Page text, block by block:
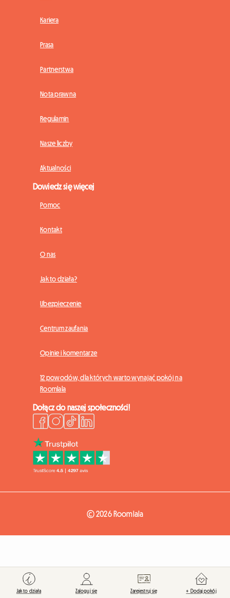
Kariera
Prasa
Partnerstwa
Nota prawna
Regulamin
Nasze liczby
Aktualności
Dowiedz się więcej
Pomoc
Kontakt
O nas
Jak to działa?
Ubezpieczenie
Centrum zaufania
Opinie i komentarze
12 powodów, dla których warto wynająć pokój na
Roomlala
Dołącz do naszej społeczności!
© 2026 Roomlala
Jak to działa Zaloguj się Zarejestruj się + Dodaj pokój